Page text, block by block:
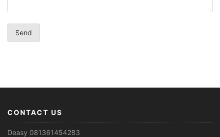
CONTACT US
Deasy 081361454283